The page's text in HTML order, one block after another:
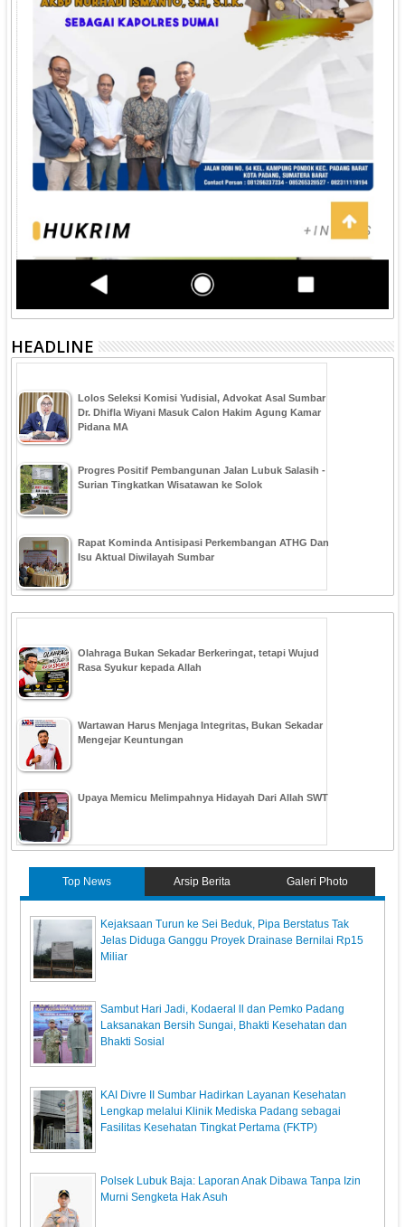
HEADLINE
‎Lolos Seleksi Komisi Yudisial, Advokat Asal Sumbar
Dr. Dhifla Wiyani Masuk Calon Hakim Agung Kamar
Pidana MA
Progres Positif Pembangunan Jalan Lubuk Salasih -
Surian Tingkatkan Wisatawan ke Solok
Rapat Kominda Antisipasi Perkembangan ATHG Dan
Isu Aktual Diwilayah Sumbar
Olahraga Bukan Sekadar Berkeringat, tetapi Wujud
Rasa Syukur kepada Allah
Wartawan Harus Menjaga Integritas, Bukan Sekadar
Mengejar Keuntungan
Upaya Memicu Melimpahnya Hidayah Dari Allah SWT
Top News Arsip Berita Galeri Photo
Kejaksaan Turun ke Sei Beduk, Pipa Berstatus Tak
Jelas Diduga Ganggu Proyek Drainase Bernilai Rp15
Miliar
Sambut Hari Jadi, Kodaeral ll dan Pemko Padang
Laksanakan Bersih Sungai, Bhakti Kesehatan dan
Bhakti Sosial
KAI Divre II Sumbar Hadirkan Layanan Kesehatan
Lengkap melalui Klinik Mediska Padang sebagai
Fasilitas Kesehatan Tingkat Pertama (FKTP)
Polsek Lubuk Baja: Laporan Anak Dibawa Tanpa Izin
Murni Sengketa Hak Asuh